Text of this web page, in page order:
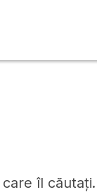
îl căutați.